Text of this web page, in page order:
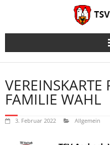
VEREINSKARTE
FAMILIE WAHL
3. Februar 2022 Allgemein